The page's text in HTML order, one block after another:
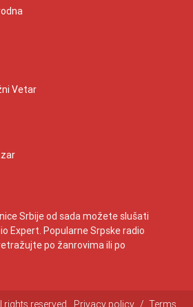
Vetar
Srbije od sada možete slušati
Expert. Popularne Srpske radio
po žanrovima ili po
reserved. Privacy policy / Terms